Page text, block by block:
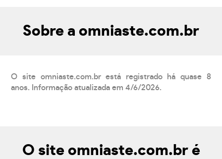
Sobre a omniaste.com.br
O site omniaste.com.br está registrado há quase 8
anos. Informação atualizada em 4/6/2026.
O site omniaste.com.br é